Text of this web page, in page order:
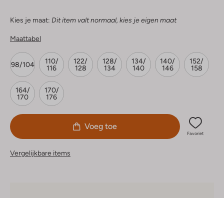
Kies je maat: Dit item valt normaal, kies je eigen maat
Maattabel
98/104
110/
116
122/
128
128/
134
134/
140
140/
146
152/
158
164/
170
170/
176
Voeg toe
Favoriet
Vergelijkbare items